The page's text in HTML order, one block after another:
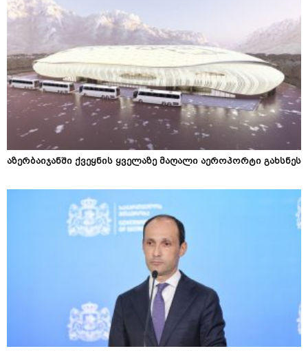
აზერბაიჯანში ქვეყნის ყველაზე მაღალი აეროპორტი გახსნეს